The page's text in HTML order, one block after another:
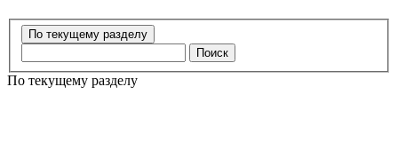
Поиск
По текущему разделу